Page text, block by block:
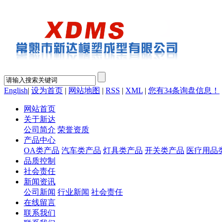
English| 设为首页 | 网站地图 | RSS | XML | 您有34条询盘信息！
网站首页
关于新达
公司简介 荣誉资质
产品中心
OA类产品 汽车类产品 灯具类产品 开关类产品 医疗用品
品质控制
社会责任
新闻资讯
公司新闻 行业新闻 社会责任
在线留言
联系我们